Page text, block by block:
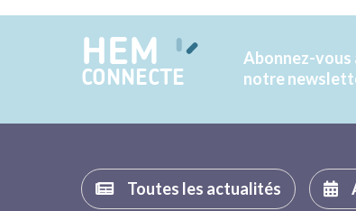
HEM
CONNECTE
Abonnez-vous
notre
Toutes les actualités